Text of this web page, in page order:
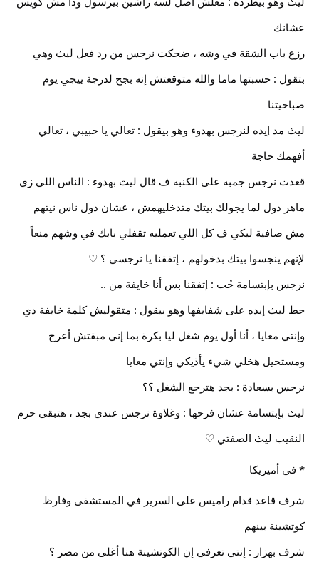
عشانك
رزع باب الشقة في وشه ، ضحكت نرجس من رد فعل ليث وهي
بتقول : حسبتها ماما والله متوقعتش إنه بجح لدرجة ييجي يوم
صباحيتنا
ليث مد إيده لنرجس بهدوء وهو بيقول : تعالي يا حبيبي ، تعالي
أفهمك حاجة
قعدت نرجس جمبه على الكنبه ف قال ليث بهدوء : الناس اللي زي
ماهر دول لما يجولك بيتك متدخليهمش ، عشان دول ناس نيتهم
مش صافية ليكي ف كل اللي تعمليه تقفلي بابك في وشهم منعاً
لإنهم ينجسوا بيتك بدخولهم ، إتفقنا يا نرجسي ؟ ♡
نرجس بإبتسامة حُب : إتفقنا بس أنا خايفة من ..
حط ليث إيده على شفايفها وهو بيقول : متقوليش كلمة خايفة دي
وإنتي معايا ، أنا أول يوم شغل ليا بكرة بما إني مبقتش أعرج
ومستحيل هخلي شيء يأذيكي وإنتي معايا
نرجس بسعادة : بجد هترجع الشغل ؟؟
ليث بإبتسامة عشان فرحها : وغلاوة نرجس عندي بجد ، هتبقي حرم
النقيب ليث الصفتي ♡
* في أميريكا
شرف قاعد قدام راميس على السرير في المستشفى وفارظ
كوتشينة بينهم
شرف بهزار : إنتي تعرفي إن الكوتشينة هنا أغلى من مصر ؟